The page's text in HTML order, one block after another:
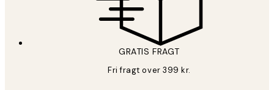
GRATIS FRAGT
Fri fragt over 399 kr.